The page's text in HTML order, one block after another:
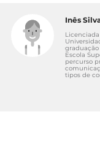
Inês
graduação
Escola
percurso
tipos de